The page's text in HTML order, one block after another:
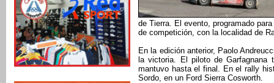
de Tierra. El evento, programado
de competición, con la localidad de
En la edición anterior, Paolo
la victoria. El piloto de
mantuvo hasta el final. En el rally
Sordo, en un Ford Sierra Cosworth.